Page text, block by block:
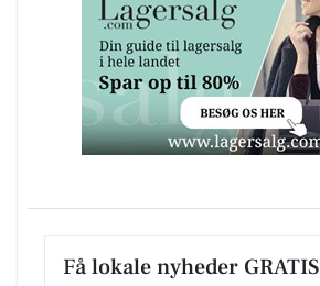
Få lokale nyheder GRATIS